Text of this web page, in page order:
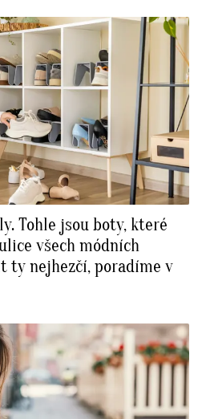
Tohle jsou boty, které
všech módních
ty nejhezčí, poradíme v